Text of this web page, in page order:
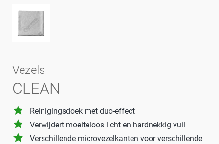
Vezels
CLEAN
grade Reinigingsdoek met duo-effect
grade Verwijdert moeiteloos licht en hardnekkig vuil
grade
Verschillende microvezelkanten voor verschillende